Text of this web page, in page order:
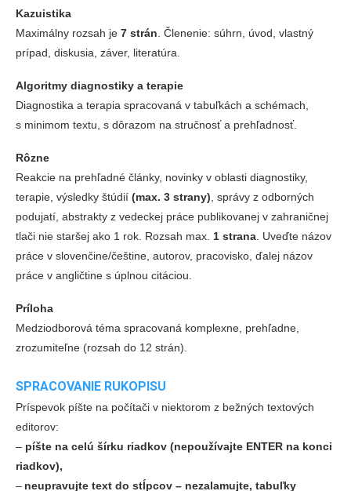
Kazuistika
Maximálny rozsah je 7 strán . Členenie: súhrn, úvod, vlastný
prípad, diskusia, záver, literatúra.
Algoritmy diagnostiky a terapie
Diagnostika a terapia spracovaná v tabuľkách a schémach,
s minimom textu, s dôrazom na stručnosť a prehľadnosť.
Rôzne
Reakcie na prehľadné články, novinky v oblasti diagnostiky,
terapie, výsledky štúdií (max. 3 strany) , správy z odborných
podujatí, abstrakty z vedeckej práce publikovanej v zahraničnej
tlači nie staršej ako 1 rok. Rozsah max. 1 strana . Uveďte názov
práce v slovenčine/češtine, autorov, pracovisko, ďalej názov
práce v angličtine s úplnou citáciou.
Príloha
Medziodborová téma spracovaná komplexne, prehľadne,
zrozumiteľne (rozsah do 12 strán).
SPRACOVANIE RUKOPISU
Príspevok píšte na počítači v niektorom z bežných textových
editorov:
‒ píšte na celú šírku riadkov (nepoužívajte ENTER na konci
riadkov),
‒ neupravujte text do stĺpcov – nezalamujte, tabuľky